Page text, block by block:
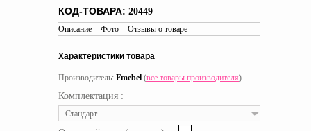
КОД-ТОВАРА: 20449
Описание Фото Отзывы о товаре
Характеристики товара
Производитель: Fmebel (все товары производителя)
Комплектация :
Стандарт